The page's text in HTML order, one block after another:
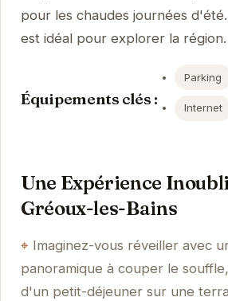
pour les chaudes journées
est idéal pour explorer la région.
Équipements clés :
Parking
Internet
Une Expérience
Gréoux-les-Bains
Imaginez-vous réveiller avec
panoramique à couper le
d'un petit-déjeuner sur une